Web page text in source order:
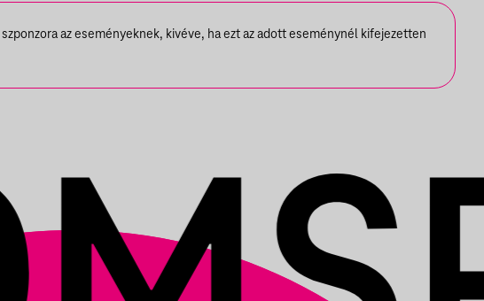
az eseményeknek, kivéve, ha ezt az adott eseménynél kifejezetten